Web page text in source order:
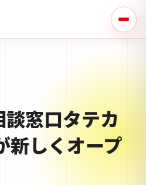
談窓口タテカ
新しくオープ